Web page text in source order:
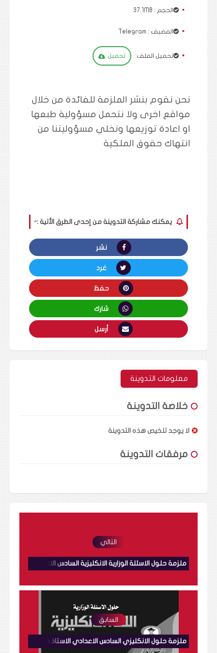
الحجم : 37.1MB
المضيف : Telegram
تحميل الملف: تحميل
نحن نقوم بنشر الملزمة للفائدة من خلال
مواقع اخرى ولا نتحمل مسؤولية طبعها
او اعادة توزيعها ونخلي مسؤوليتنا من
انتهاك حقوق الملكية
يمكنك مشاركة التدوينة من إحدى الطرق الأتية :-
نشر
غرد
حفظ
شارك
أرسل
معلومات التدوينة
خلاصة التدوينة
لا يوجد تلخيص هذه التدوينة
مرفقات التدوينة
التالي
السابق